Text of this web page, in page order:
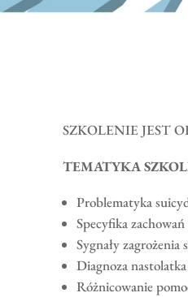
SZKOLENIE JEST
TEMATYKA
Problematyka
Specyfika
Sygnały
Diagnoza
Różnicowanie